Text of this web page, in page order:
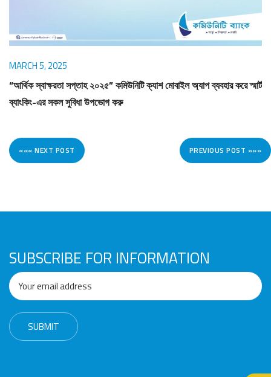
MARCH 5, 2025
“আর্থিক স্বাক্ষরতা সপ্তাহ ২০২৫” কমিউনিটি ক্যাশ মোবাইল অ্যাপ ব্যবহার করে স্মার্ট
ব্যাংকিং-এর সকল সুবিধা উপভোগ করু
««« NEXT POST PREVIOUS POST »»»
SUBSCRIBE FOR INFORMATION